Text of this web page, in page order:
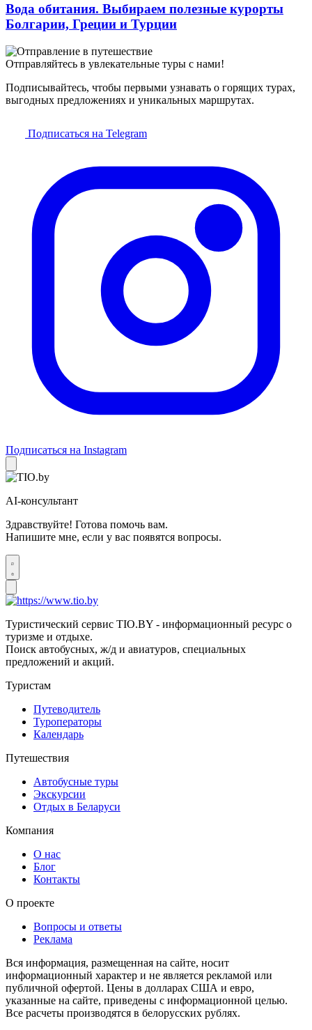
Вода обитания. Выбираем полезные курорты
Болгарии, Греции и Турции
Отправляйтесь в увлекательные туры с нами!
Подписывайтесь, чтобы первыми узнавать о горящих турах,
выгодных предложениях и уникальных маршрутах.
Подписаться на Telegram
Подписаться на Instagram
AI-консультант
Здравствуйте! Готова помочь вам.
Напишите мне, если у вас появятся вопросы.
Туристический сервис TIO.BY - информационный ресурс о
туризме и отдыхе.
Поиск автобусных, ж/д и авиатуров, специальных
предложений и акций.
Туристам
Путеводитель
Туроператоры
Календарь
Путешествия
Автобусные туры
Экскурсии
Отдых в Беларуси
Компания
О нас
Блог
Контакты
О проекте
Вопросы и ответы
Реклама
Вся информация, размещенная на сайте, носит
информационный характер и не является рекламой или
публичной офертой. Цены в долларах США и евро,
указанные на сайте, приведены с информационной целью.
Все расчеты производятся в белорусских рублях.